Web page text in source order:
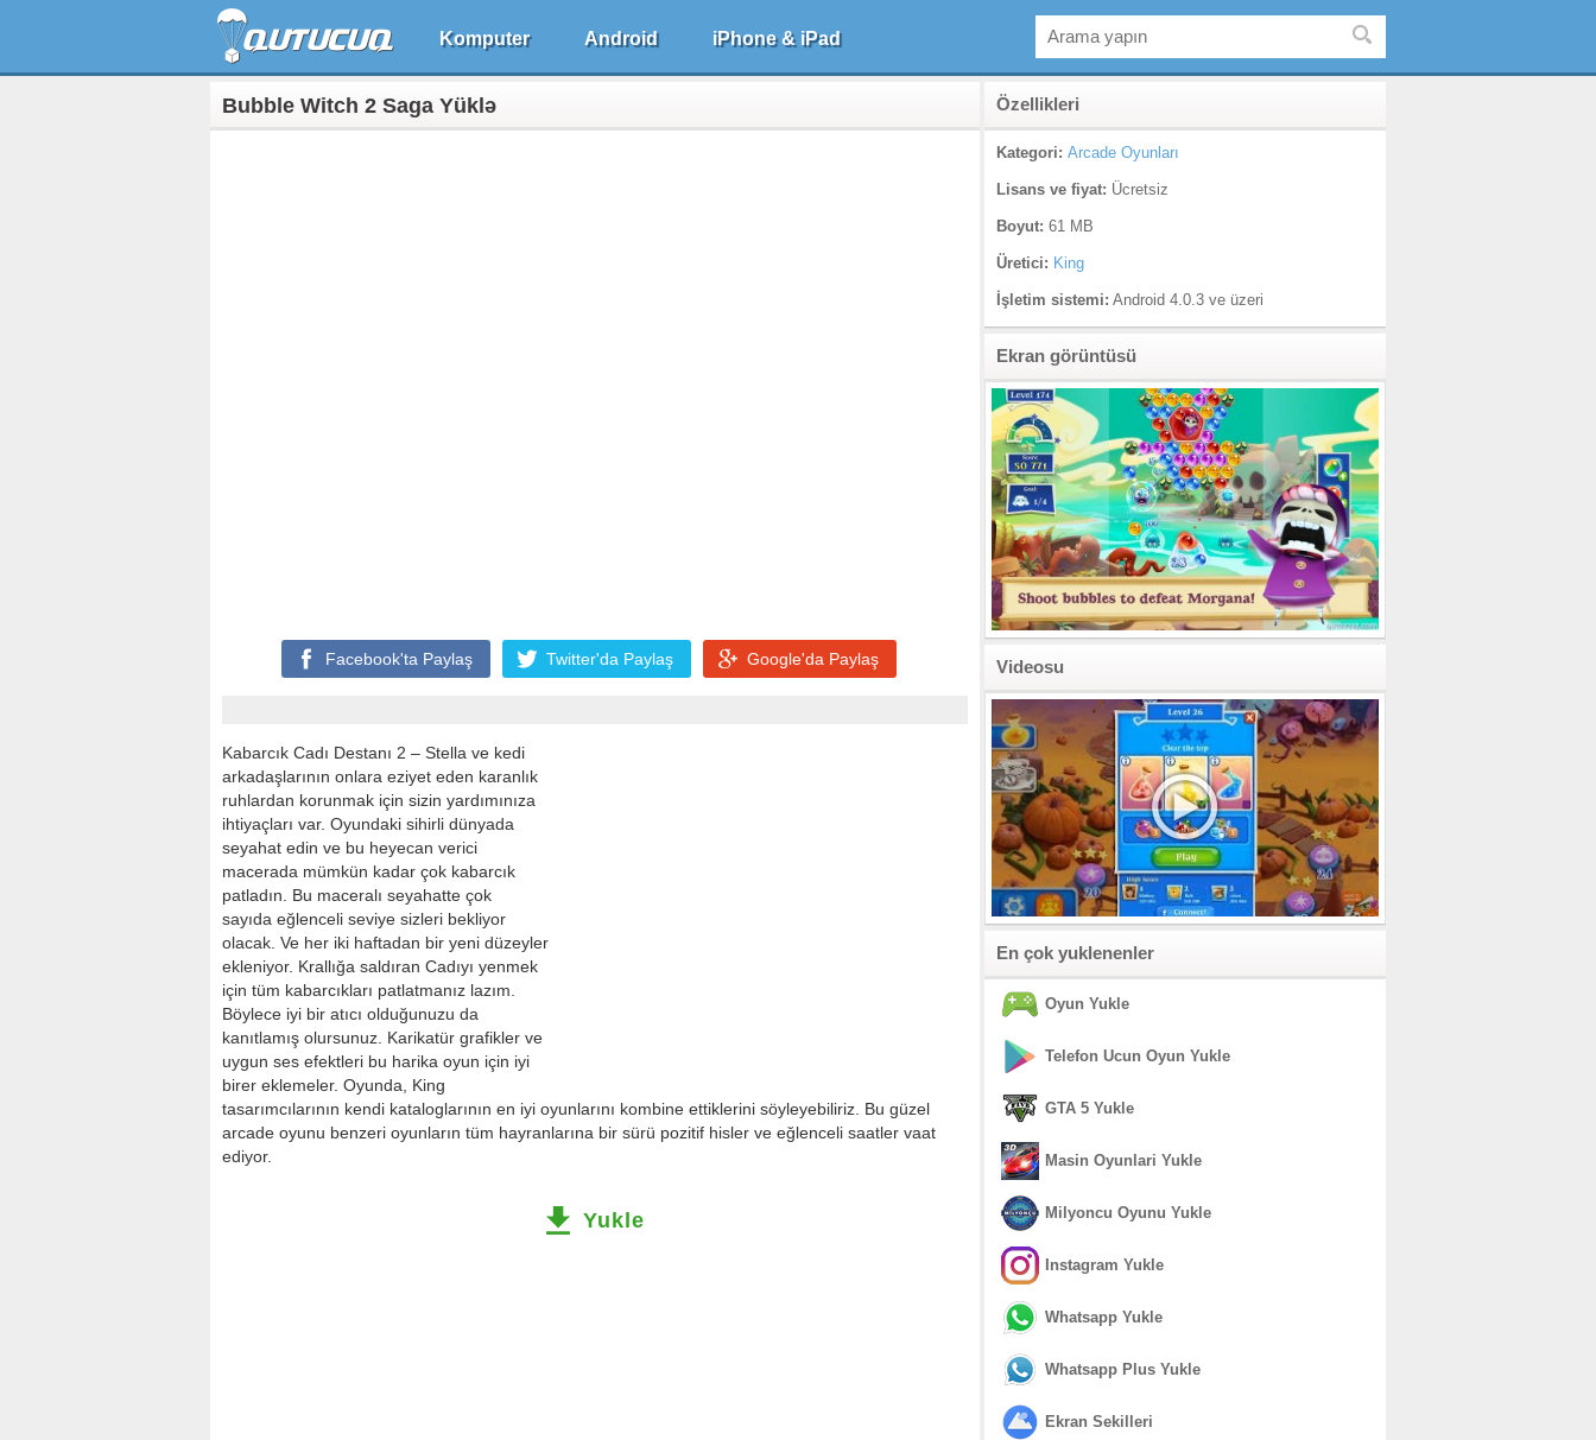
Komputer Android iPhone & iPad
Bubble Witch 2 Saga Yüklə
Facebook'ta Paylaş Twitter'da Paylaş Google'da Paylaş
Kabarcık Cadı Destanı 2 – Stella ve kedi
arkadaşlarının onlara eziyet eden karanlık
ruhlardan korunmak için sizin yardımınıza
ihtiyaçları var. Oyundaki sihirli dünyada
seyahat edin ve bu heyecan verici
macerada mümkün kadar çok kabarcık
patladın. Bu maceralı seyahatte çok
sayıda eğlenceli seviye sizleri bekliyor
olacak. Ve her iki haftadan bir yeni düzeyler
ekleniyor. Krallığa saldıran Cadıyı yenmek
için tüm kabarcıkları patlatmanız lazım.
Böylece iyi bir atıcı olduğunuzu da
kanıtlamış olursunuz. Karikatür grafikler ve
uygun ses efektleri bu harika oyun için iyi
birer eklemeler. Oyunda, King
tasarımcılarının kendi kataloglarının en iyi oyunlarını kombine ettiklerini söyleyebiliriz. Bu güzel
arcade oyunu benzeri oyunların tüm hayranlarına bir sürü pozitif hisler ve eğlenceli saatler vaat
ediyor.
Yukle
Özellikleri
Kategori: Arcade Oyunları
Lisans ve fiyat: Ücretsiz
Boyut: 61 MB
Üretici: King
İşletim sistemi: Android 4.0.3 ve üzeri
Ekran görüntüsü
Videosu
En çok yuklenenler
Oyun Yukle
Telefon Ucun Oyun Yukle
GTA 5 Yukle
Masin Oyunlari Yukle
Milyoncu Oyunu Yukle
Instagram Yukle
Whatsapp Yukle
Whatsapp Plus Yukle
Ekran Sekilleri